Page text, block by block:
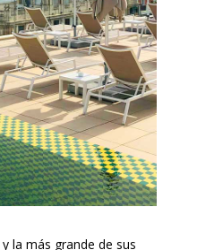
la más grande de sus